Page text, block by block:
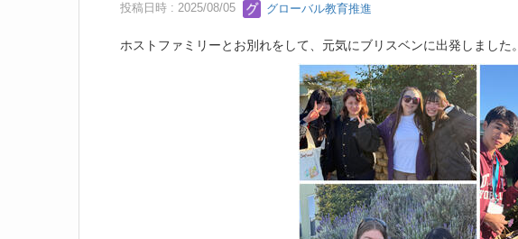
投稿日時 : 2025/08/05 グローバル教育推進
ホストファミリーとお別れをして、元気にブリスベンに出発しました。